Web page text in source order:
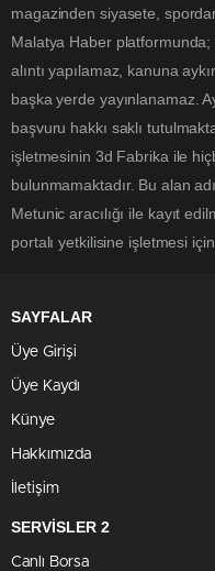
magazinden siyasete,
Malatya Haber
alıntı yapılamaz, kanuna
başka yerde yayınlanamaz.
başvuru hakkı saklı
işletmesinin 3d Fabrika ile
bulunmamaktadır. Bu alan
Metunic aracılığı ile kayıt
portalı yetkilisine işletmesi
SAYFALAR
Üye Girişi
Üye Kaydı
Künye
Hakkımızda
İletişim
SERVİSLER 2
Canlı Borsa